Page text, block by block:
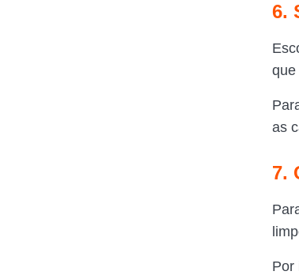
6.
que
as
7.
Por